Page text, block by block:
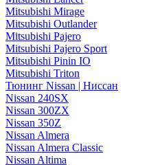
Mitsubishi Mirage
Mitsubishi Outlander
Mitsubishi Pajero
Mitsubishi Pajero Sport
Mitsubishi Pinin IO
Mitsubishi Triton
Тюнинг Nissan | Ниссан
Nissan 240SX
Nissan 300ZX
Nissan 350Z
Nissan Almera
Nissan Almera Classic
Nissan Altima